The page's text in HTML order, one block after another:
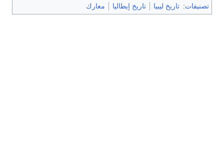
تصنيفات: تاريخ ليبيا تاريخ إيطاليا معارك